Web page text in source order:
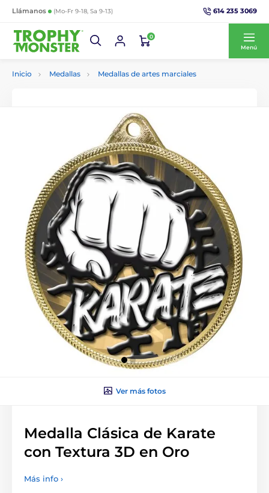
Llámanos (Mo-Fr 9-18, Sa 9-13) 614 235 3069
0
Menú
Inicio Medallas Medallas de artes marciales
Ver más fotos
Medalla Clásica de Karate
con Textura 3D en Oro
Más info ›